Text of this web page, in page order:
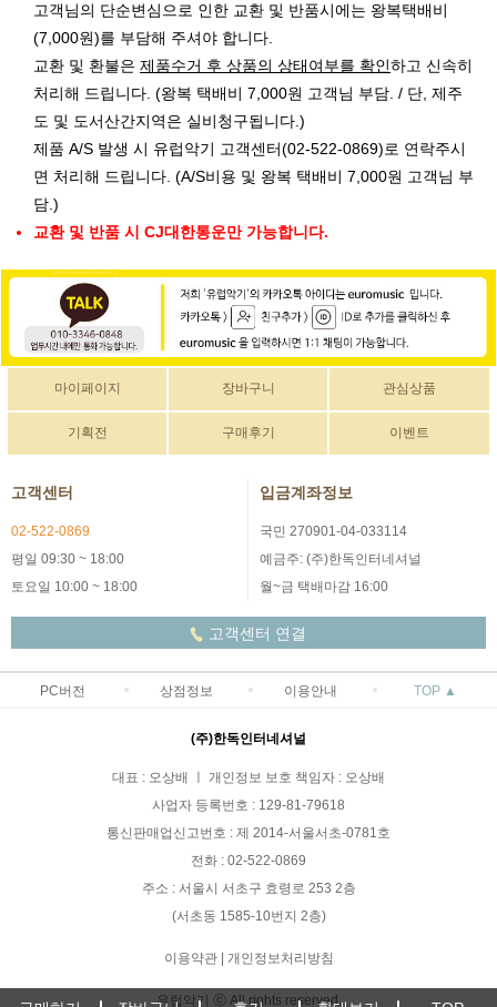
고객님의 단순변심으로 인한 교환 및 반품시에는 왕복택배비
(7,000원)를 부담해 주셔야 합니다.
교환 및 환불은 제품수거 후 상품의 상태여부를 확인하고 신속히
처리해 드립니다. (왕복 택배비 7,000원 고객님 부담. / 단, 제주
도 및 도서산간지역은 실비청구됩니다.)
제품 A/S 발생 시 유럽악기 고객센터(02-522-0869)로 연락주시
면 처리해 드립니다. (A/S비용 및 왕복 택배비 7,000원 고객님 부
담.)
교환 및 반품 시 CJ대한통운만 가능합니다.
마이페이지 장바구니 관심상품
기획전 구매후기 이벤트
고객센터
02-522-0869
평일 09:30 ~ 18:00
토요일 10:00 ~ 18:00
입금계좌정보
국민 270901-04-033114
예금주: (주)한독인터네셔널
월~금 택배마감 16:00
고객센터 연결
PC버전 상점정보 이용안내 TOP ▲
(주)한독인터네셔널
대표 : 오상배 ㅣ 개인정보 보호 책임자 : 오상배
사업자 등록번호 : 129-81-79618
통신판매업신고번호 : 제 2014-서울서초-0781호
전화 : 02-522-0869
주소 : 서울시 서초구 효령로 253 2층
(서초동 1585-10번지 2층)
이용약관| 개인정보처리방침
유럽악기 ⓒ All rights reserved.